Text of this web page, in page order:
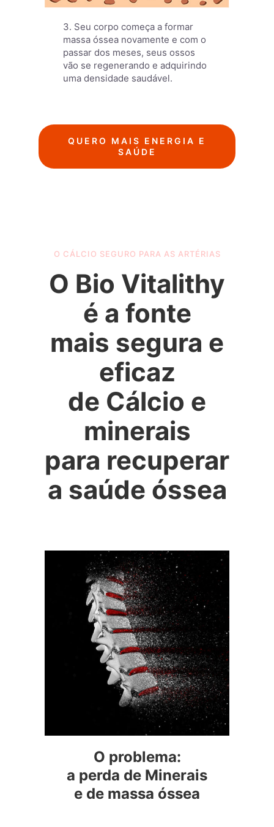
3. Seu corpo começa a formar
massa óssea novamente e com o
passar dos meses, seus ossos
vão se regenerando e adquirindo
uma densidade saudável.
QUERO MAIS ENERGIA E
SAÚDE
O CÁLCIO SEGURO PARA AS ARTÉRIAS
O Bio Vitalithy
é a fonte
mais segura e
eficaz
de Cálcio e
minerais
para recuperar
a saúde óssea
O problema:
a perda de Minerais
e de massa óssea